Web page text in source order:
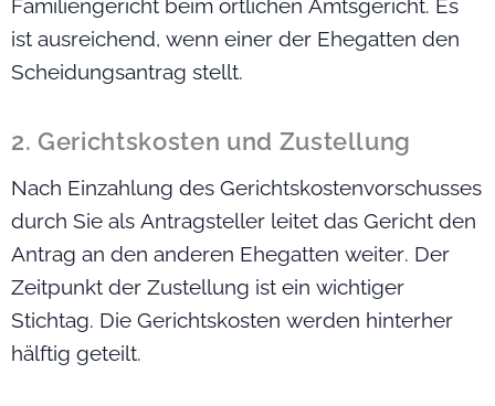
Familiengericht beim örtlichen Amtsgericht. Es
ist ausreichend, wenn einer der Ehegatten den
Scheidungsantrag stellt.
2. Gerichtskosten und Zustellung
Nach Einzahlung des Gerichtskostenvorschusses
durch Sie als Antragsteller leitet das Gericht den
Antrag an den anderen Ehegatten weiter. Der
Zeitpunkt der Zustellung ist ein wichtiger
Stichtag. Die Gerichtskosten werden hinterher
hälftig geteilt.